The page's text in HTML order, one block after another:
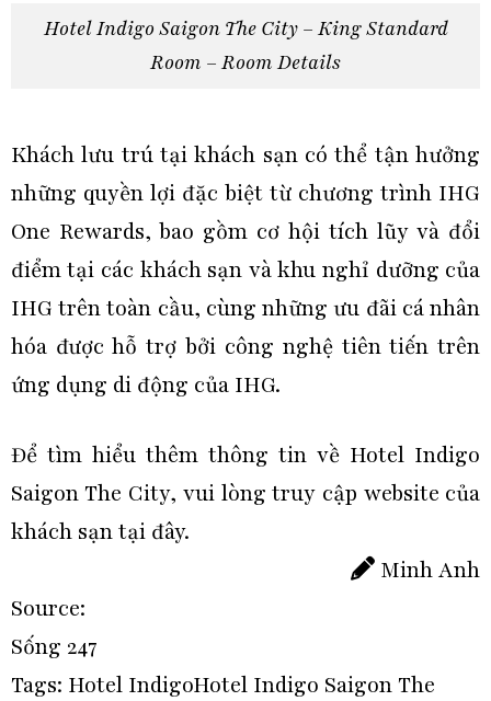
Hotel Indigo Saigon The City – King Standard
Room – Room Details
Khách lưu trú tại khách sạn có thể tận hưởng
những quyền lợi đặc biệt từ chương trình IHG
One Rewards, bao gồm cơ hội tích lũy và đổi
điểm tại các khách sạn và khu nghỉ dưỡng của
IHG trên toàn cầu, cùng những ưu đãi cá nhân
hóa được hỗ trợ bởi công nghệ tiên tiến trên
ứng dụng di động của IHG.
Để tìm hiểu thêm thông tin về Hotel Indigo
Saigon The City, vui lòng truy cập website của
khách sạn tại đây.
Minh Anh
Source:
Sống 247
Tags: Hotel IndigoHotel Indigo Saigon The